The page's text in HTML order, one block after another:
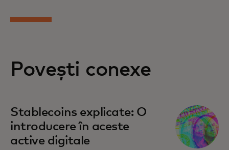
Povești conexe
Stablecoins explicate: O
introducere în aceste
active digitale